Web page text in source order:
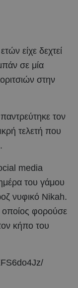
είχε δεχτεί
σε μία
στην
τον
τελετή που
media
του γάμου
νυφικό Nikah.
οποίος φορούσε
κήπο του